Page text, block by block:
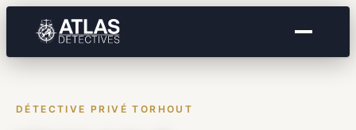
DÉTECTIVE PRIVÉ TORHOUT